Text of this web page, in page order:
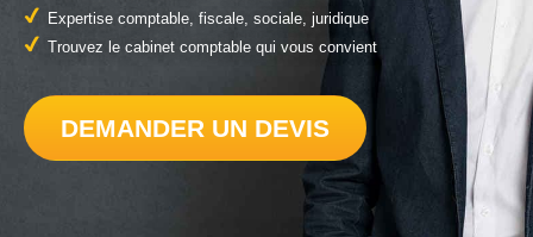
Expertise comptable, fiscale, sociale, juridique
Trouvez le cabinet comptable qui vous convient
DEMANDER UN DEVIS